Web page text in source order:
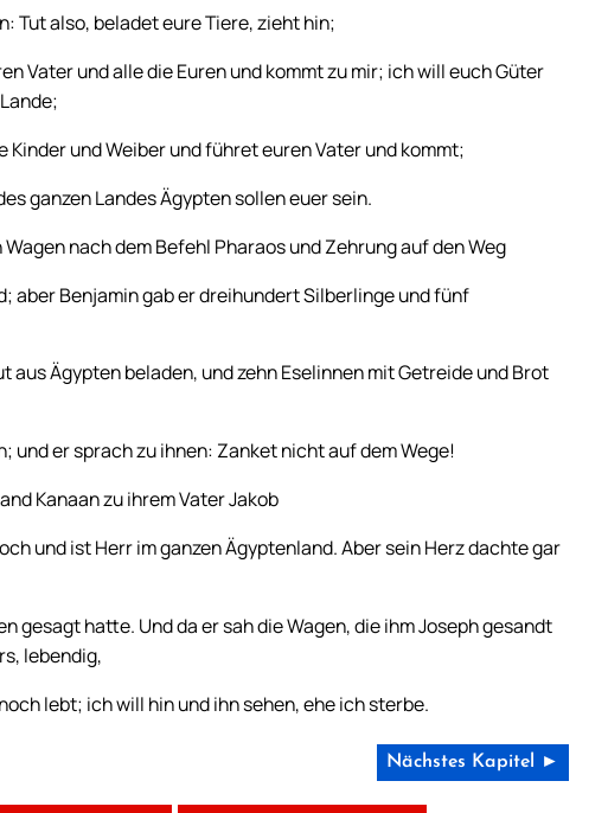
Tut also, beladet eure Tiere, zieht hin;
Vater und alle die Euren und kommt zu mir; ich will euch Güter
und Weiber und führet euren Vater und kommt;
ganzen Landes Ägypten sollen euer sein.
nach dem Befehl Pharaos und Zehrung auf den Weg
aber Benjamin gab er dreihundert Silberlinge und fünf
aus Ägypten beladen, und zehn Eselinnen mit Getreide und Brot
und er sprach zu ihnen: Zanket nicht auf dem Wege!
Kanaan zu ihrem Vater Jakob
und ist Herr im ganzen Ägyptenland. Aber sein Herz dachte gar
gesagt hatte. Und da er sah die Wagen, die ihm Joseph gesandt
lebendig,
lebt; ich will hin und ihn sehen, ehe ich sterbe.
Nächstes Kapitel ►